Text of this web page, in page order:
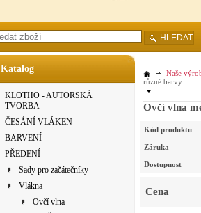
Katalog
KLOTHO - AUTORSKÁ
TVORBA
ČESÁNÍ VLÁKEN
BARVENÍ
PŘEDENÍ
Sady pro začátečníky
Vlákna
Ovčí vlna
Naše
různé barvy
Ovčí vlna
Kód produktu
Záruka
Dostupnost
Cena
HLEDAT